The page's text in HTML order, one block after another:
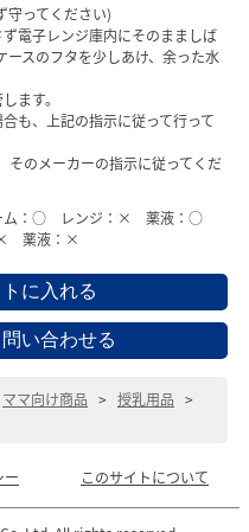
守ってください)
電子レンジ庫内にそのまましば
ースのフタを少しあけ、余った水
ます。
も、上記の指示に従って行って
のメーカーの指示に従ってくだ
ーム：○ レンジ：× 薬液：○
液：×
ママ向け商品 > 授乳用品 >
ー このサイトについて